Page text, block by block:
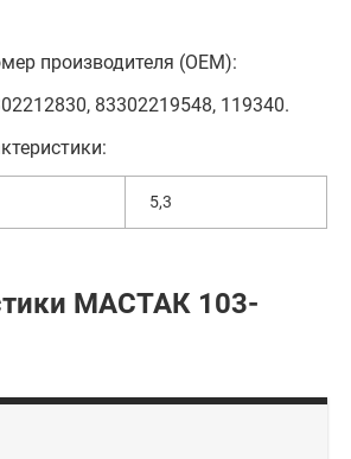
производителя (OEM):
83302219548, 119340.
5,3
МАСТАК 103-